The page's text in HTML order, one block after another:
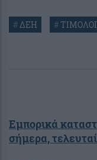
#ΔΕΗ #
Εμπορικά
σήμερα,